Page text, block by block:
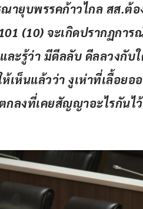
ายุบพรรคก้าวไกล สส.ต้
(10) จะเกิดปรากฏการ
ละรู้ว่า มีดีลลับ ดีลลวงกับ
เห็นแล้วว่า งูเห่าที่เลื้อยอ
กลงที่เคยสัญญาอะไรกัน